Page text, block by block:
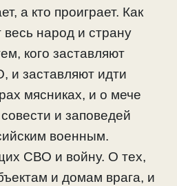
а кто проиграет. Как
весь народ и страну
кого заставляют
и заставляют идти
мясниках, и о мече
и заповедей
военным.
СВО и войну. О тех,
и домам врага, и